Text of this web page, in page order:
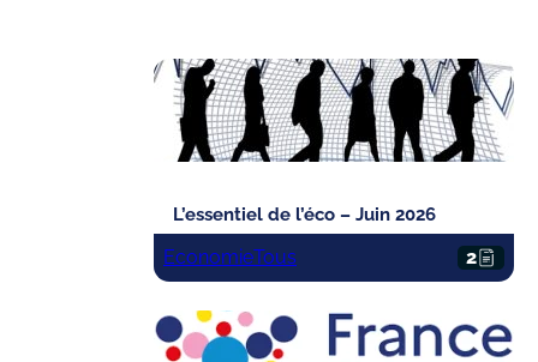
L’essentiel de l’éco – Juin 2026
EconomieTous 2